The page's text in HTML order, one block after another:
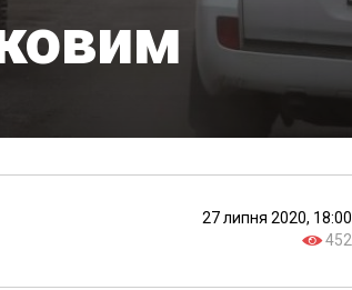
27 липня 2020, 18:00
452